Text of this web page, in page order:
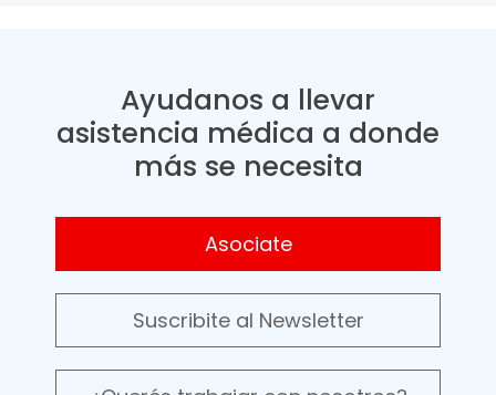
Ayudanos a llevar
asistencia médica a donde
más se necesita
Asociate
Suscribite al Newsletter